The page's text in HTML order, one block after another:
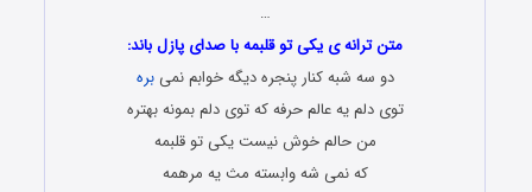
…
متن ترانه ی یکی تو قلبمه با صدای پازل باند:
دو سه شبه کنار پنجره دیگه خوابم نمیبره
توی دلم یه عالم حرفه که توی دلم بمونه بهتره
من حالم خوش نیست یکی تو قلبمه
که نمی شه وابسته مث یه مرهمه